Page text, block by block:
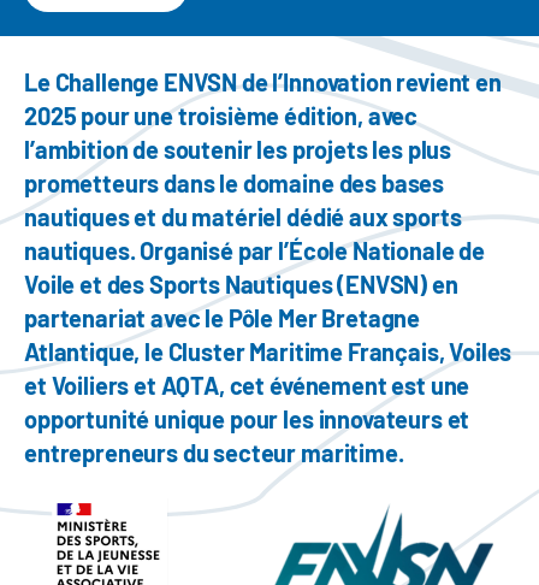
Le Challenge ENVSN de l’Innovation revient en
2025 pour une troisième édition, avec
l’ambition de soutenir les projets les plus
prometteurs dans le domaine des bases
nautiques et du matériel dédié aux sports
nautiques. Organisé par l’École Nationale de
Voile et des Sports Nautiques (ENVSN) en
partenariat avec le Pôle Mer Bretagne
Atlantique, le Cluster Maritime Français, Voiles
et Voiliers et AQTA, cet événement est une
opportunité unique pour les innovateurs et
entrepreneurs du secteur maritime.